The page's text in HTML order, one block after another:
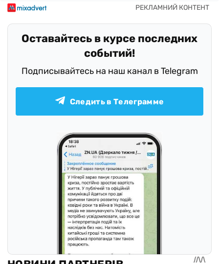
Оставайтесь в курсе последних
событий!
Подписывайтесь на наш канал в Telegram
Следить в Телеграмме